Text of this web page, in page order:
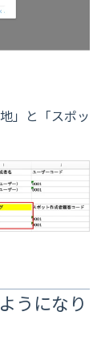
」と「スポッ
うになり